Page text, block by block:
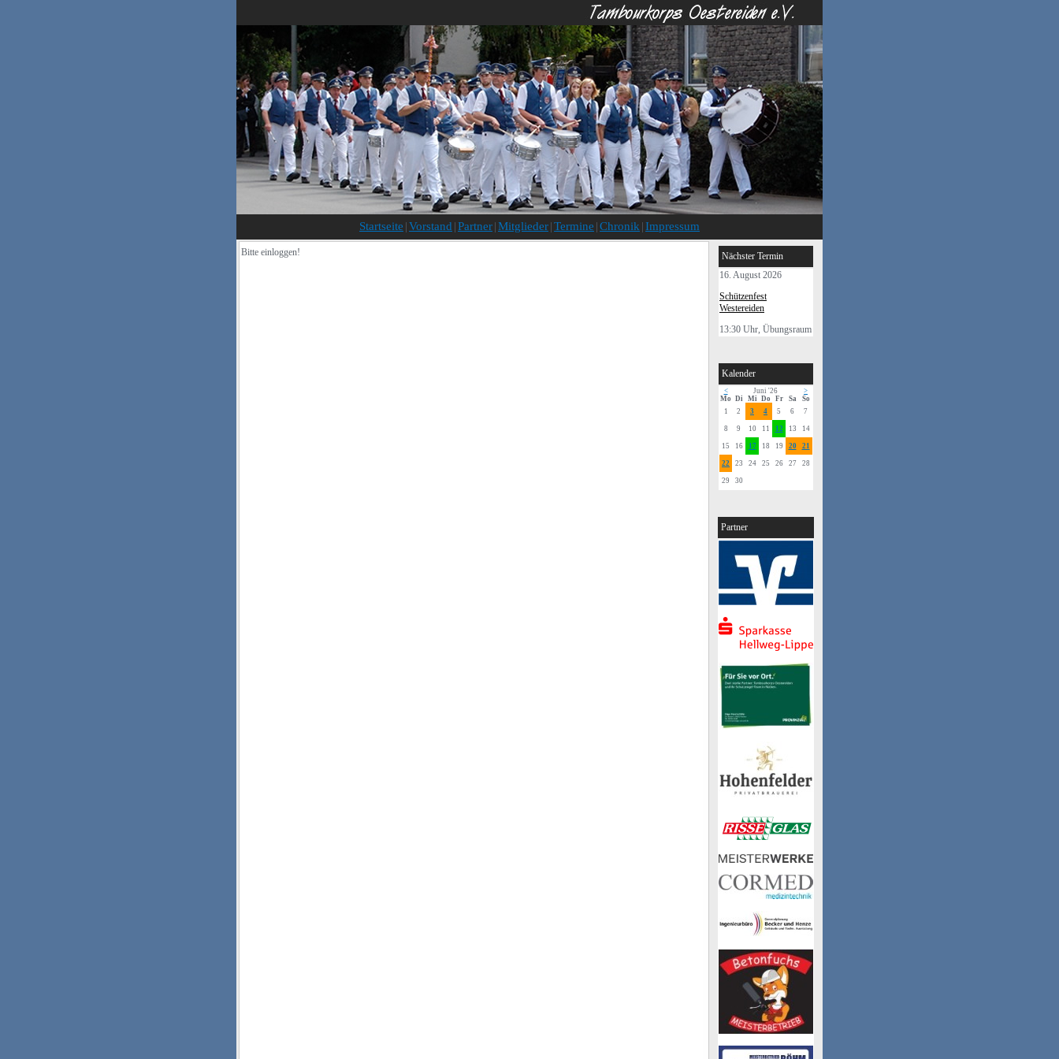
Startseite |Vorstand |Partner|Mitglieder|Termine |Chronik |Impressum
Bitte einloggen!
Nächster Termin
16. August 2026
Schützenfest
Westereiden
13:30 Uhr, Übungsraum
Kalender
< Juni '26
>
Mo Di Mi Do Fr Sa
So
1
2 3 4 5 6 7
8 9 10 11 12 13 14
15 16 17 18 19 20 21
22 23 24 25 26 27 28
29 30
Partner